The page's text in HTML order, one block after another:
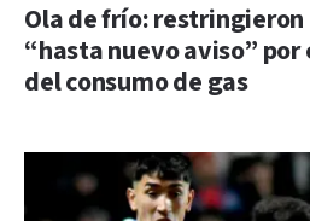
Ola de frío: restringieron
“hasta nuevo aviso”
del consumo de gas